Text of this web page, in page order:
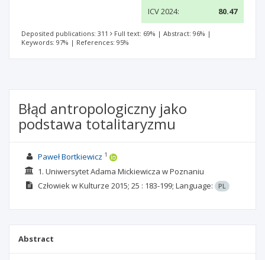
ICV 2024: 80.47
Deposited publications: 311 Full text: 69% | Abstract: 96% |
Keywords: 97% | References: 95%
Błąd antropologiczny jako
podstawa totalitaryzmu
Paweł Bortkiewicz 1
1. Uniwersytet Adama Mickiewicza w Poznaniu
Człowiek w Kulturze 2015; 25 : 183-199; Language: PL
Abstract